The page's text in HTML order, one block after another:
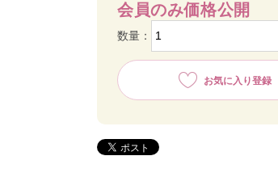
会員のみ価格公開
数量：
お気に入り登録